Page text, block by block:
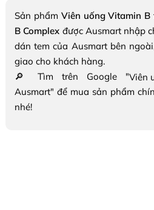
Bổ Khớp - Xương
Bổ Não - Tim Mạch
Canxi - Vitamin D
Trang Điểm Mắt
Trang Điểm Môi
Tẩy Trang - Toner
Dụng Cụ Trang Điểm
Sản phẩm Viên uống Vitamin B
B Complex được Ausmart nhập
dán tem của Ausmart bên
giao cho khách hàng.
🔎 Tìm trên Google "
Ausmart" để mua sản phẩm
nhé!